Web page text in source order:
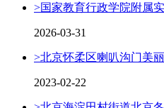
>国家教育行政学院附属
2026-03-31
>北京怀柔区喇叭沟门美
2023-02-22